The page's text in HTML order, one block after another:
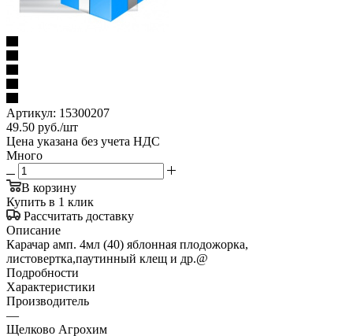
Артикул: 15300207
49.50 руб./шт
Цена указана без учета НДС
Много
В корзину
Купить в 1 клик
Рассчитать доставку
Описание
Карачар амп. 4мл (40) яблонная плодожорка,
листовертка,паутинный клещ и др.@
Подробности
Характеристики
Производитель
—
Щелково Агрохим